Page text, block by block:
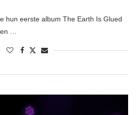
hun eerste album The Earth Is Glued
…